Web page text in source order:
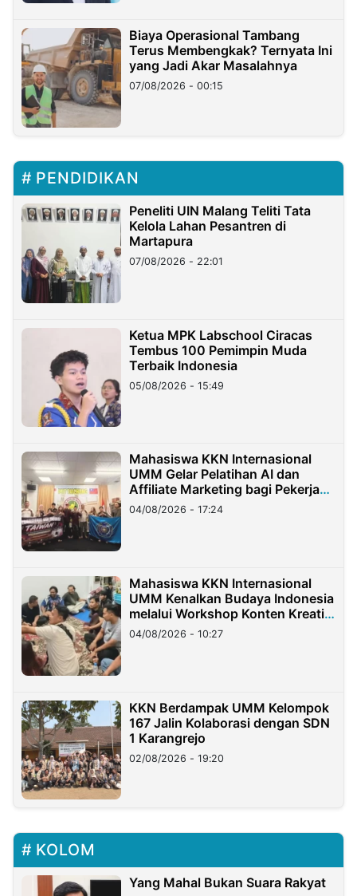
Biaya Operasional Tambang
Terus Membengkak? Ternyata Ini
yang Jadi Akar Masalahnya
07/08/2026 - 00:15
PENDIDIKAN
Peneliti UIN Malang Teliti Tata
Kelola Lahan Pesantren di
Martapura
07/08/2026 - 22:01
Ketua MPK Labschool Ciracas
Tembus 100 Pemimpin Muda
Terbaik Indonesia
05/08/2026 - 15:49
Mahasiswa KKN Internasional
UMM Gelar Pelatihan AI dan
Affiliate Marketing bagi Pekerja
Migran Indonesia di Taiwan
04/08/2026 - 17:24
Mahasiswa KKN Internasional
UMM Kenalkan Budaya Indonesia
melalui Workshop Konten Kreatif
di Taiwan
04/08/2026 - 10:27
KKN Berdampak UMM Kelompok
167 Jalin Kolaborasi dengan SDN
1 Karangrejo
02/08/2026 - 19:20
KOLOM
Yang Mahal Bukan Suara Rakyat